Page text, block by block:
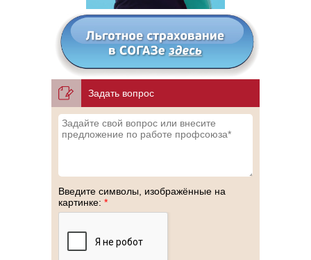
Задать вопрос
Введите символы, изображённые на
картинке: *